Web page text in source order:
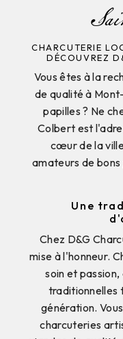
CHARCUTERIE
DÉCOUVREZ
Vous êtes à la
de qualité à
papilles ? Ne
Colbert est
cœur de la
amateurs de
Une
Chez D&G
mise à l'honneur.
soin et
traditionnelles
génération.
charcuteries